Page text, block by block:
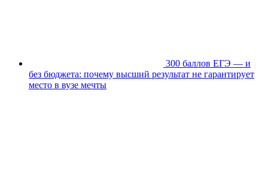
300 баллов ЕГЭ — и
без бюджета: почему высший результат не гарантирует
место в вузе мечты